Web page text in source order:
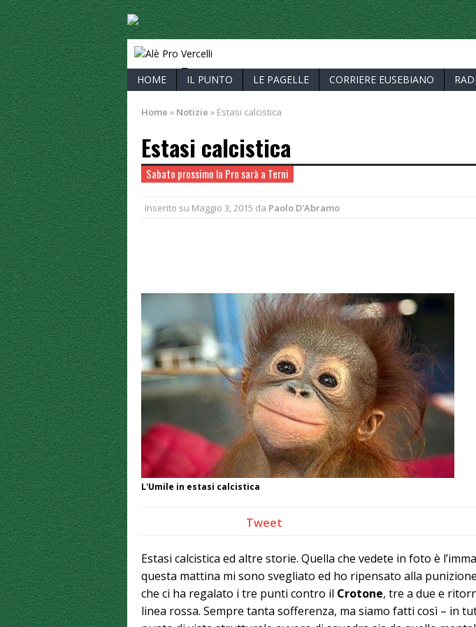
ALÈ PRO VERCELLI
HOME IL PUNTO LE PAGELLE CORRIERE EUSEBIANO
Home » Notizie » Estasi calcistica
Estasi calcistica
Sabato prossimo la Pro sarà a Terni
Inserito su Maggio 3, 2015 da Paolo D'Abramo
L'Umile in estasi calcistica
Tweet
Estasi calcistica ed altre storie. Quella che vedete in foto è
questa mattina mi sono svegliato ed ho ripensato alla
che ci ha regalato i tre punti contro il Crotone, tre a due e
linea rossa. Sempre tanta sofferenza, ma siamo fatti così – in